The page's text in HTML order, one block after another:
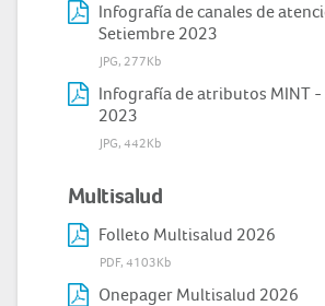
Infografía de canales de
Setiembre 2023
JPG, 277Kb
Infografía de atributos MINT -
2023
JPG, 442Kb
Multisalud
Folleto Multisalud 2026
PDF, 4103Kb
Onepager Multisalud 2026